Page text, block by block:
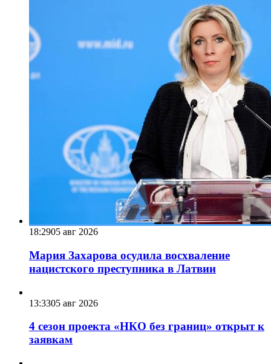
18:2905 авг 2026
Мария Захарова осудила восхваление
нацистского преступника в Латвии
13:3305 авг 2026
4 сезон проекта «НКО без границ» открыт к
заявкам